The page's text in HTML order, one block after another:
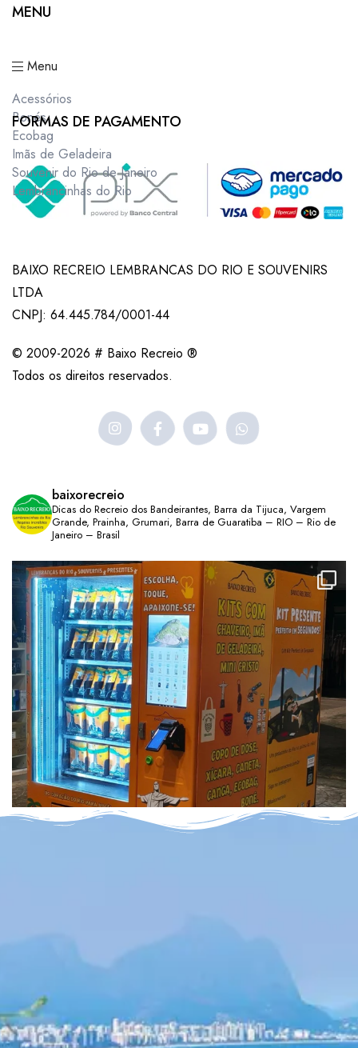
MENU
Menu
Acessórios
Bonés
Ecobag
Imãs de Geladeira
Souvenir do Rio de Janeiro
Lembrancinhas do Rio
FORMAS DE PAGAMENTO
BAIXO RECREIO LEMBRANCAS DO RIO E SOUVENIRS
LTDA
CNPJ: 64.445.784/0001-44
© 2009-2026 # Baixo Recreio ®
Todos os direitos reservados.
baixorecreio
Dicas do Recreio dos Bandeirantes, Barra da Tijuca, Vargem
Grande, Prainha, Grumari, Barra de Guaratiba – RIO – Rio de
Janeiro – Brasil